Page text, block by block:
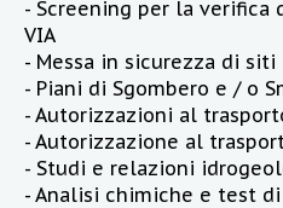
- Screening per la
VIA
- Messa in sicurezza di
- Piani di Sgombero e / o
- Autorizzazioni al
- Autorizzazione al
- Studi e relazioni
- Analisi chimiche e test